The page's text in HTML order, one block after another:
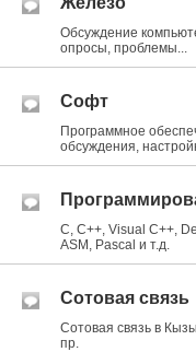
Обсуждение
опросы, проблемы...
Софт
Программное
обсуждения,
C, C++, Visual C++,
ASM, Pascal и т.д.
Сотовая связь
Сотовая связь в
пр.